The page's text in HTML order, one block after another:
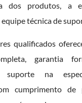
dos produtos, a
equipe técnica de
qualificados
garantia
suporte na
cumprimento de